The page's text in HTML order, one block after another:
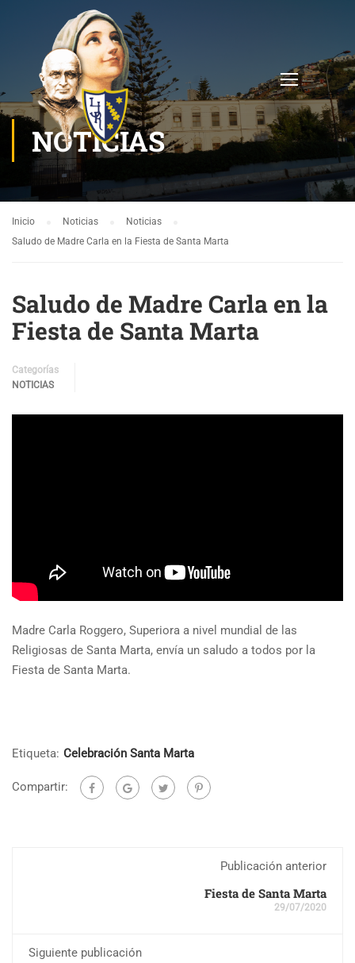
NOTICIAS
Inicio Noticias
Noticias
Saludo de Madre Carla en la Fiesta de Santa Marta
Saludo de Madre Carla en la
Fiesta de Santa Marta
Categorías
NOTICIAS
Madre Carla Roggero, Superiora a nivel mundial de las
Religiosas de Santa Marta, envía un saludo a todos por la
Fiesta de Santa Marta.
Etiqueta: Celebración Santa Marta
Compartir:
Publicación anterior
Fiesta de Santa Marta
29/07/2020
Siguiente publicación